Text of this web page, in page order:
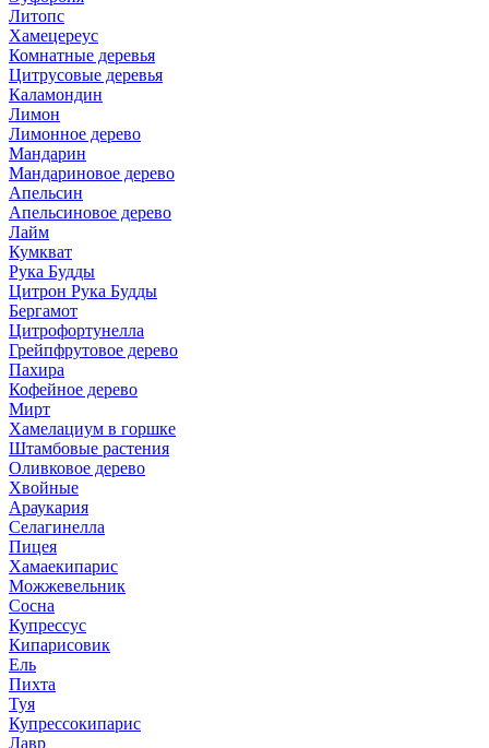
Литопс
Хамецереус
Комнатные деревья
Цитрусовые деревья
Каламондин
Лимон
Лимонное дерево
Мандарин
Мандариновое дерево
Апельсин
Апельсиновое дерево
Лайм
Кумкват
Рука Будды
Цитрон Рука Будды
Бергамот
Цитрофортунелла
Грейпфрутовое дерево
Пахира
Кофейное дерево
Мирт
Хамелациум в горшке
Штамбовые растения
Оливковое дерево
Хвойные
Араукария
Селагинелла
Пицея
Хамаекипарис
Можжевельник
Сосна
Купрессус
Кипарисовик
Ель
Пихта
Туя
Купрессокипарис
Лавр